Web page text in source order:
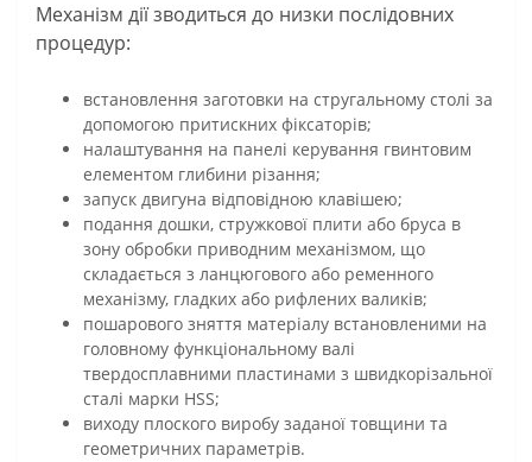
Механізм дії зводиться до низки послідовних
процедур:
встановлення заготовки на стругальному столі за
допомогою притискних фіксаторів;
налаштування на панелі керування гвинтовим
елементом глибини різання;
запуск двигуна відповідною клавішею;
подання дошки, стружкової плити або бруса в
зону обробки приводним механізмом, що
складається з ланцюгового або ременного
механізму, гладких або рифлених валиків;
пошарового зняття матеріалу встановленими на
головному функціональному валі
твердосплавними пластинами з швидкорізальної
сталі марки HSS;
виходу плоского виробу заданої товщини та
геометричних параметрів.